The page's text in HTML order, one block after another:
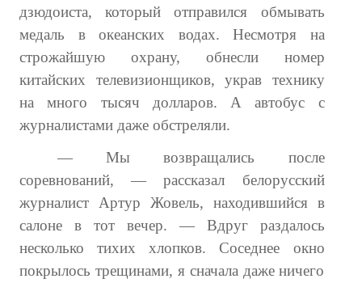
дзюдоиста, который отправился обмывать
медаль в океанских водах. Несмотря на
строжайшую охрану, обнесли номер
китайских телевизионщиков, украв технику
на много тысяч долларов. А автобус с
журналистами даже обстреляли.
— Мы возвращались после
соревнований, — рассказал белорусский
журналист Артур Жовель, находившийся в
салоне в тот вечер. — Вдруг раздалось
несколько тихих хлопков. Соседнее окно
покрылось трещинами, я сначала даже ничего